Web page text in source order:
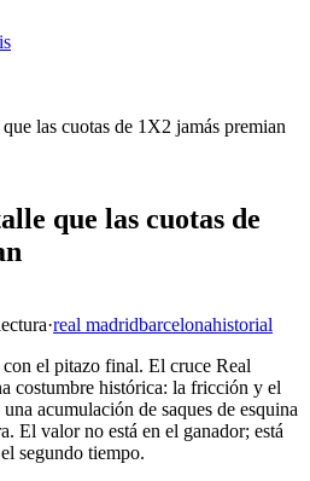
las cuotas de 1X2 jamás premian
que las cuotas de
·real madridbarcelonahistorial
el pitazo final. El cruce Real
costumbre histórica: la fricción y el
acumulación de saques de esquina
El valor no está en el ganador; está
segundo tiempo.